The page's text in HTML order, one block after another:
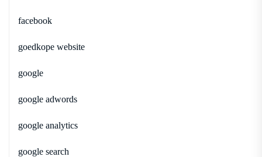
facebook
goedkope website
google
google adwords
google analytics
google search